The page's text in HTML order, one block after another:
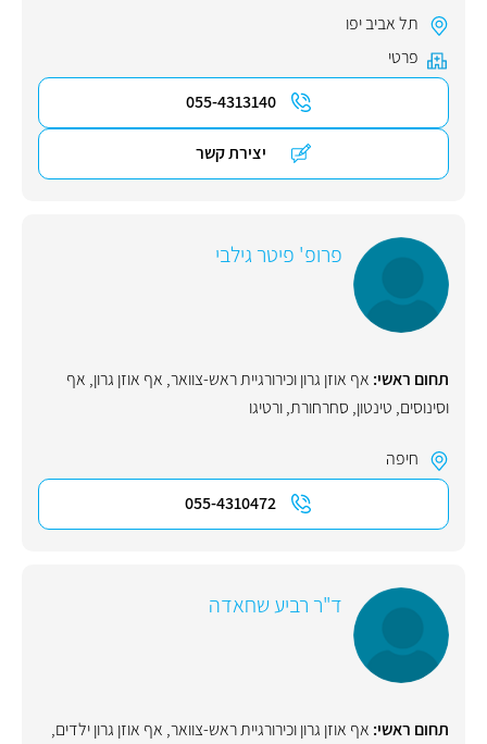
תל אביב יפו
פרטי
055-4313140
יצירת קשר
פרופ' פיטר גילבי
תחום ראשי: אף אוזן גרון וכירורגיית ראש-צוואר, אף אוזן גרון, אף
וסינוסים, טינטון, סחרחורת,ורטיגו
חיפה
055-4310472
ד"ר רביע שחאדה
תחום ראשי: אף אוזן גרון וכירורגיית ראש-צוואר, אף אוזן גרון ילדים,